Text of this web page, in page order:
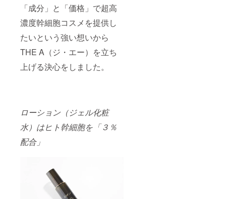
「成分」と「価格」で超高
濃度幹細胞コスメを提供し
たいという強い想いから
THE A（ジ・エー）を立ち
上げる決心をしました。
ローション（ジェル化粧
水）はヒト幹細胞を「３％
配合」